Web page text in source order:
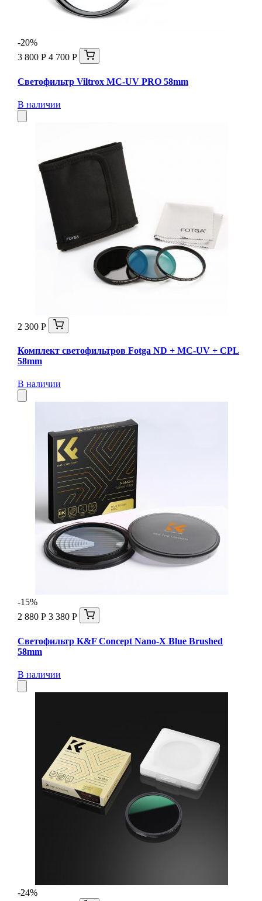
-20%
3 800 Р 4 700 Р
Светофильтр Viltrox MC-UV PRO 58mm
В наличии
2 300 Р
Комплект светофильтров Fotga ND + MC-UV + CPL
58mm
В наличии
-15%
2 880 Р 3 380 Р
Светофильтр K&F Concept Nano-X Blue Brushed
58mm
В наличии
-24%